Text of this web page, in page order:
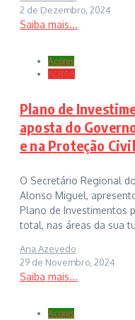
2 de Dezembro, 2024
Saiba mais...
Açores
ALRAA
Plano de
aposta do
e na Proteção Civil
O Secretário Regional
Alonso Miguel,
Plano de Investimentos
total, nas áreas da sua
Ana Azevedo
29 de Novembro, 2024
Saiba mais...
Açores